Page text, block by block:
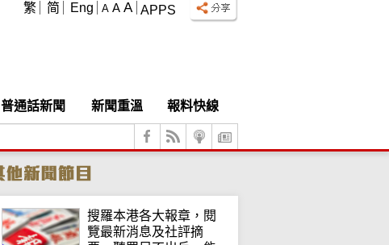
APPS
A A A
繁 简 Eng
普通話新聞 新聞重溫
報料快線
搜羅本港各大報章，閱
覽最新消息及社評摘